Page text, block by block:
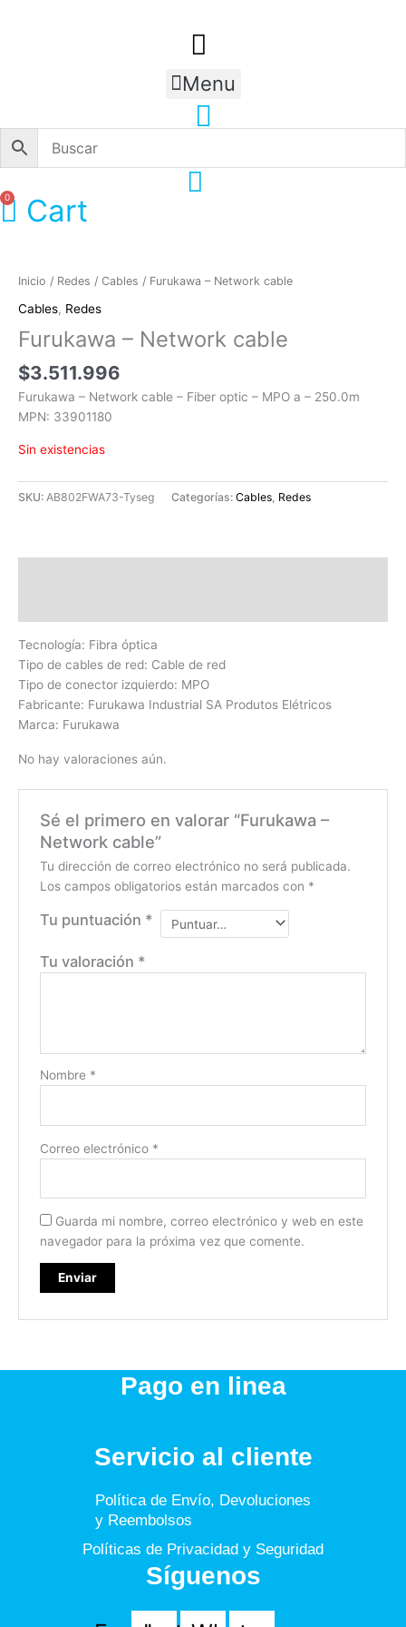
Menu
0 Cart
Inicio / Redes / Cables / Furukawa – Network cable
Cables, Redes
Furukawa – Network cable
$3.511.996
Furukawa – Network cable – Fiber optic – MPO a – 250.0m
MPN: 33901180
Sin existencias
SKU: AB802FWA73-Tyseg Categorías: Cables Redes
Tecnología: Fibra óptica
Tipo de cables de red: Cable de red
Tipo de conector izquierdo: MPO
Fabricante: Furukawa Industrial SA Produtos Elétricos
Marca: Furukawa
No hay valoraciones aún.
Sé el primero en valorar “Furukawa –
Network cable”
Tu dirección de correo electrónico no será publicada.
Los campos obligatorios están marcados con *
Tu puntuación *
Tu valoración *
Nombre *
Correo electrónico *
Guarda mi nombre, correo electrónico y web en este
navegador para la próxima vez que comente.
Pago en linea
Servicio al cliente
Política de Envío, Devoluciones
y Reembolsos
Políticas de Privacidad y Seguridad
Síguenos